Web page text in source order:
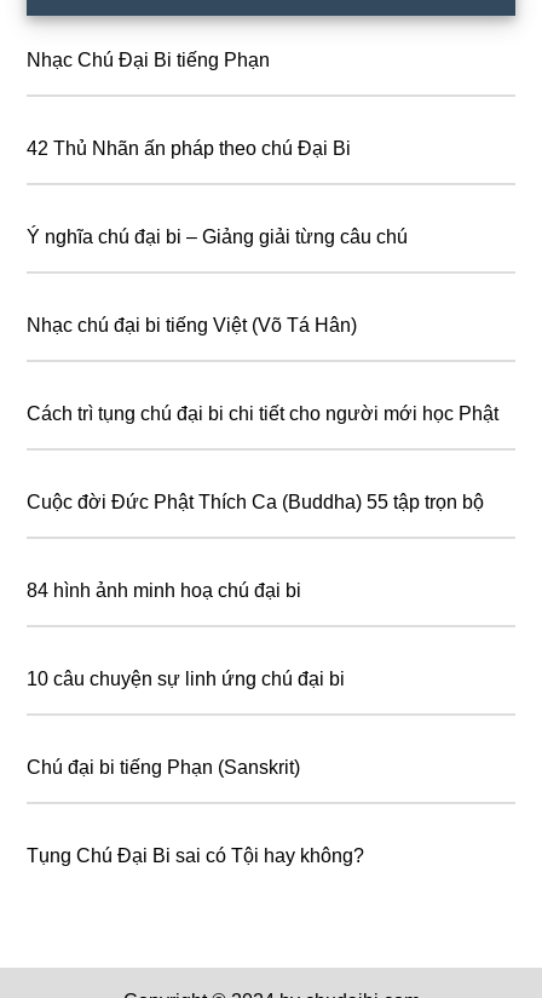
Sidebar
Nhạc Chú Đại Bi tiếng Phạn
42 Thủ Nhãn ấn pháp theo chú Đại Bi
Ý nghĩa chú đại bi – Giảng giải từng câu chú
Nhạc chú đại bi tiếng Việt (Võ Tá Hân)
Cách trì tụng chú đại bi chi tiết cho người mới học Phật
Cuộc đời Đức Phật Thích Ca (Buddha) 55 tập trọn bộ
84 hình ảnh minh hoạ chú đại bi
10 câu chuyện sự linh ứng chú đại bi
Chú đại bi tiếng Phạn (Sanskrit)
Tụng Chú Đại Bi sai có Tội hay không?